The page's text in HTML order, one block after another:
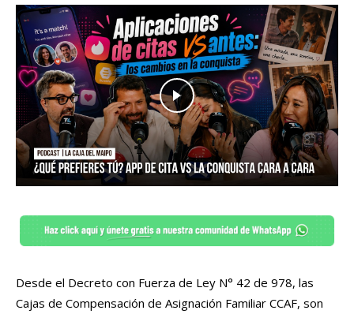
Desde el Decreto con Fuerza de Ley N° 42 de 978, las
Cajas de Compensación de Asignación Familiar CCAF, son